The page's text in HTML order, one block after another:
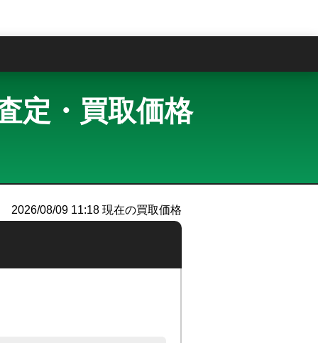
定・買取価格
2026/08/09 11:18 現在の買取価格